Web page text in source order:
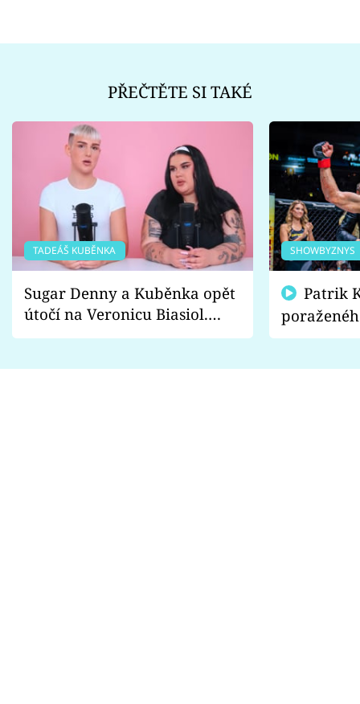
PŘEČTĚTE SI TAKÉ
TADEÁŠ KUBĚNKA
Sugar Denny a Kuběnka opět
útočí na Veronicu Biasiol.
Proč je podle nich falešná a
SHOWBYZNYS
fanoušci